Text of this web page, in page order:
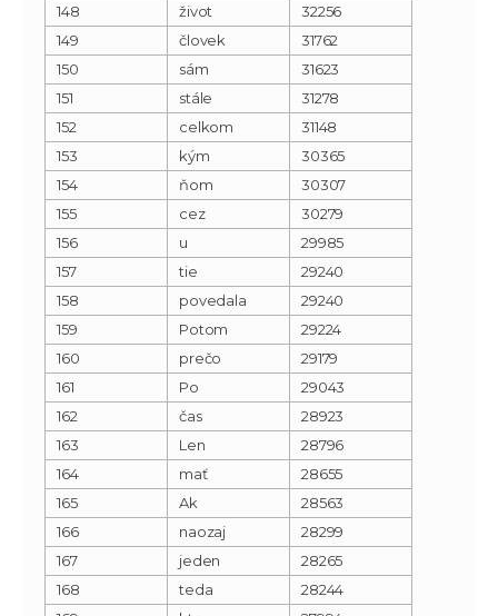
148
život
32256
149
človek
31762
150
sám
31623
151
stále
31278
152
celkom
31148
153
kým
30365
154
ňom
30307
155
cez
30279
156
u
29985
157
tie
29240
158
povedala
29240
159
Potom
29224
160
prečo
29179
161
Po
29043
162
čas
28923
163
Len
28796
164
mať
28655
165
Ak
28563
166
naozaj
28299
167
jeden
28265
168
teda
28244